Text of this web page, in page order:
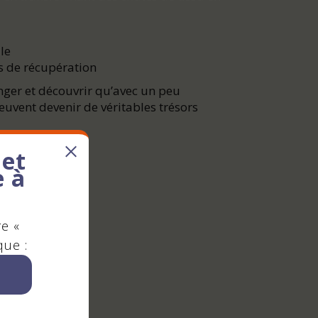
de récupération
et découvrir qu’avec un peu
devenir de véritables trésors
à
«
: